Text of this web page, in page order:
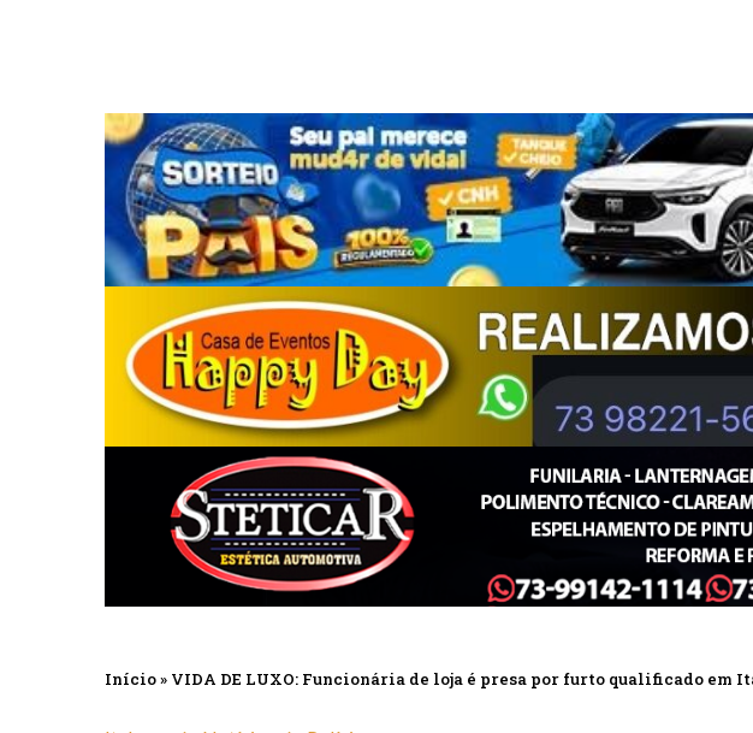
Início» VIDA DE LUXO: Funcionária de loja é presa por furto qualificado em